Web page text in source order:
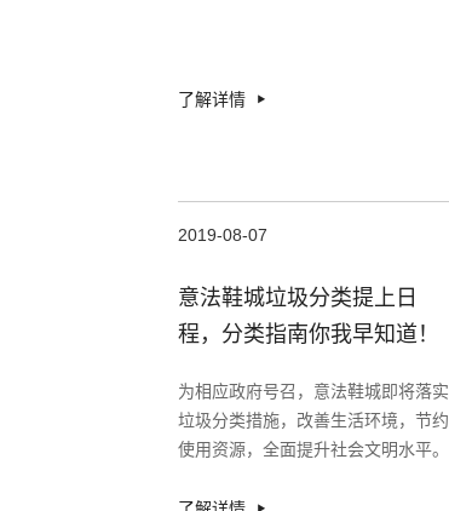
了解详情
2019-08-07
意法鞋城垃圾分类提上日
程，分类指南你我早知道！
为相应政府号召，意法鞋城即将落实
垃圾分类措施，改善生活环境，节约
使用资源，全面提升社会文明水平。